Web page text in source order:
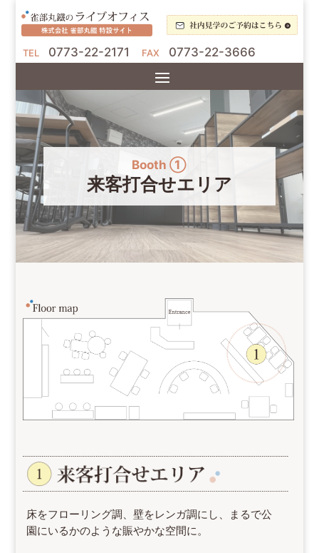
TEL 0773-22-2171 FAX 0773-22-3666
Booth ①
来客打合せエリア
床をフローリング調、壁をレンガ調にし、まるで公
園にいるかのような賑やかな空間に。